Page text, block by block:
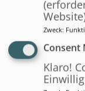
Zweck:
Consent
Klaro!